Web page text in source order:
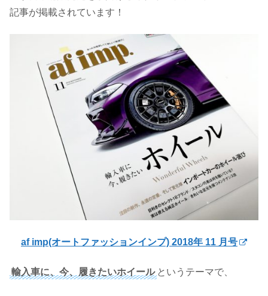
記事が掲載されています！
af imp(オートファッションインプ) 2018年 11 月号
輸入車に、今、履きたいホイール というテーマで、